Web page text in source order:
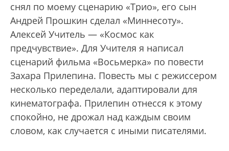
снял по моему сценарию «Трио», его сын
Андрей Прошкин сделал «Миннесоту».
Алексей Учитель — «Космос как
предчувствие». Для Учителя я написал
сценарий фильма «Восьмерка» по повести
Захара Прилепина. Повесть мы с режиссером
несколько переделали, адаптировали для
кинематографа. Прилепин отнесся к этому
спокойно, не дрожал над каждым своим
словом, как случается с иными писателями.